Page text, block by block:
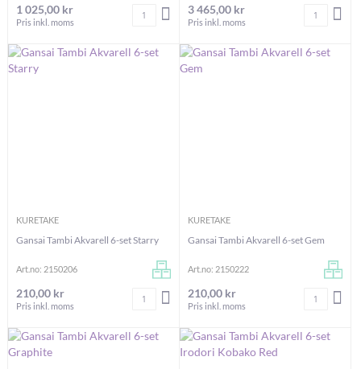
1 025,00 kr
Pris inkl. moms
Antal LÄGG I VARUKORGEN
3 465,00 kr
Pris inkl. moms
Antal
KURETAKE
Gansai Tambi Akvarell 6-set Starry
Art.no: 2150206
210,00 kr
Pris inkl. moms
Antal LÄGG I VARUKORGEN
KURETAKE
Gansai Tambi Akvarell 6-set Gem
Art.no: 2150222
210,00 kr
Pris inkl. moms
Antal